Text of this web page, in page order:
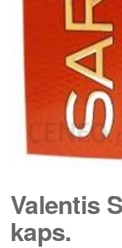
Valentis
kaps.